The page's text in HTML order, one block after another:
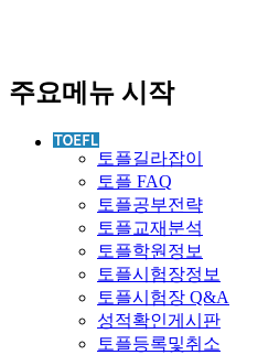
주요메뉴 시작
토플길라잡이
토플 FAQ
토플공부전략
토플교재분석
토플학원정보
토플시험장정보
토플시험장 Q&A
성적확인게시판
토플등록및취소